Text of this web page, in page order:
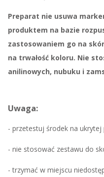
Preparat nie usuwa
produktem na bazie
zastosowaniem go na
na trwałość koloru. Nie
anilinowych, nubuku i
Uwaga:
- przetestuj środek na ukrytej
- nie stosować zestawu do
- trzymać w miejscu